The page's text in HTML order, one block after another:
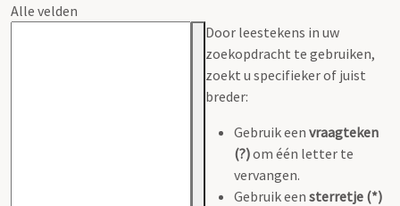
Alle velden
Door leestekens in uw
zoekopdracht te gebruiken,
zoekt u specifieker of juist
breder:
Gebruik een vraagteken
(?)om één letter te
vervangen.
Gebruik een sterretje (*)